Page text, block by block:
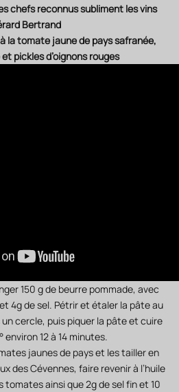
chefs reconnus subliment les vins
Bertrand
la tomate jaune de pays safranée,
pickles d’oignons rouges
150 g de beurre pommade, avec
4g de sel. Pétrir et étaler la pâte au
un cercle, puis piquer la pâte et cuire
environ 12 à 14 minutes.
jaunes de pays et les tailler en
des Cévennes, faire revenir à l’huile
tomates ainsi que 2g de sel fin et 10